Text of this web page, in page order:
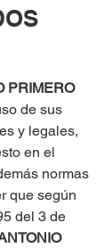
PRIMERO
de sus
y legales,
en el
normas
que según
del 3 de